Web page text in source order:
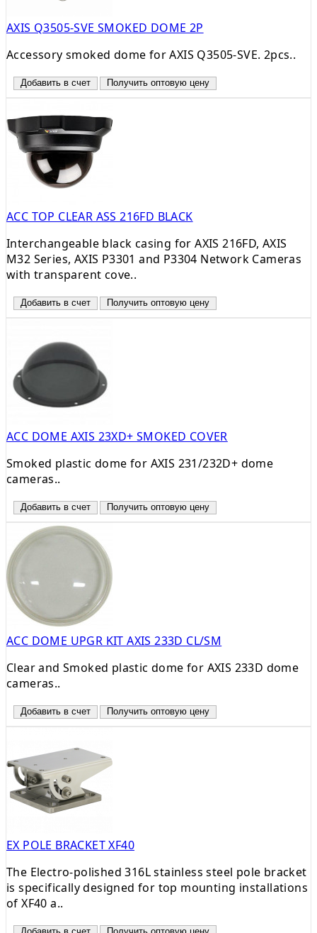
AXIS Q3505-SVE SMOKED DOME 2P
Accessory smoked dome for AXIS Q3505-SVE. 2pcs..
Добавить в счет Получить оптовую цену
ACC TOP CLEAR ASS 216FD BLACK
Interchangeable black casing for AXIS 216FD, AXIS
M32 Series, AXIS P3301 and P3304 Network Cameras
with transparent cove..
Добавить в счет Получить оптовую цену
ACC DOME AXIS 23XD+ SMOKED COVER
Smoked plastic dome for AXIS 231/232D+ dome
cameras..
Добавить в счет Получить оптовую цену
ACC DOME UPGR KIT AXIS 233D CL/SM
Clear and Smoked plastic dome for AXIS 233D dome
cameras..
Добавить в счет Получить оптовую цену
EX POLE BRACKET XF40
The Electro-polished 316L stainless steel pole bracket
is specifically designed for top mounting installations
of XF40 a..